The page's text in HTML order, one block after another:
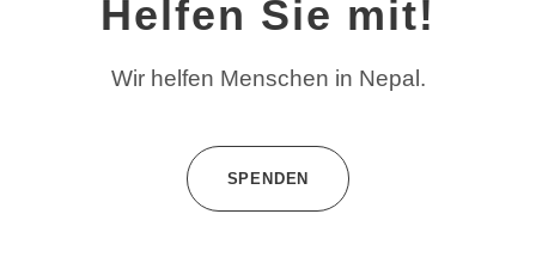
Helfen Sie mit!
Wir helfen Menschen in Nepal.
SPENDEN